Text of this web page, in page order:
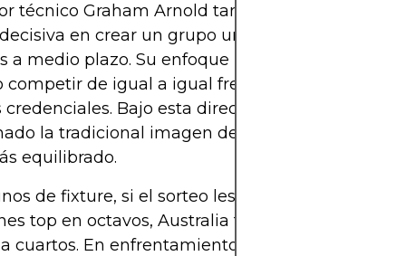
técnico Graham Arnold también ha
en crear un grupo unido, disciplinado y
a medio plazo. Su enfoque pragmático ha dado
competir de igual a igual frente a selecciones
Bajo esta dirección, Australia ha
la tradicional imagen defensiva para
equilibrado.
de fixture, si el sorteo les favorece y evitan a
top en octavos, Australia tiene posibilidades
cuartos. En enfrentamientos contra equipos de